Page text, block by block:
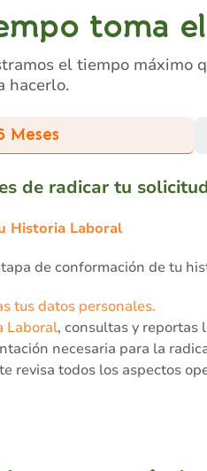
toma
el tiempo máximo
hacerlo.
Meses
de radicar tu
Historia Laboral
de conformación de tu
tus datos personales.
Laboral, consultas y reportas
necesaria para la
revisa todos los aspectos